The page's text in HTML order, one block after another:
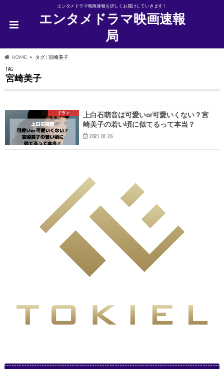
エンタメドラマ映画速報を詳しくお届けしていきます！
エンタメドラマ映画速報
局
HOME タグ : 宮崎美子
TAG
宮崎美子
ドラマ
上白石萌音は可愛いor可愛いくない？宮
崎美子の若い頃に似てるって本当？
2021.01.26